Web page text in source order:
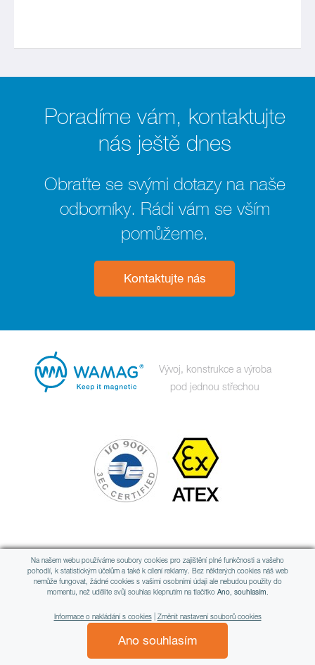
Poradíme vám, kontaktujte
nás ještě dnes
Obraťte se svými dotazy na naše
odborníky. Rádi vám se vším
pomůžeme.
Kontaktujte nás
Vývoj, konstrukce a výroba
pod jednou střechou
Člen mezinárodní skupiny
All rights reserved © WAMAG, spol. s r.o.
Na našem webu používáme soubory cookies pro zajištění plné funkčnosti a vašeho
pohodlí, k statistickým účelům a také k cílení reklamy. Bez některých cookies náš web
nemůže fungovat, žádné cookies s vašimi osobními údaji ale nebudou použity do
momentu, než udělíte svůj souhlas klepnutím na tlačítko Ano, souhlasím.
Informace o nakládání s cookies| Změnit nastavení souborů cookies
Ano souhlasím